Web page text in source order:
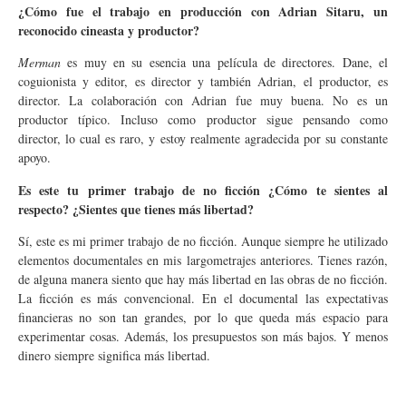
¿Cómo fue el trabajo en producción con Adrian Sitaru, un
reconocido cineasta y productor?
Merman es muy en su esencia una película de directores. Dane, el
coguionista y editor, es director y también Adrian, el productor, es
director. La colaboración con Adrian fue muy buena. No es un
productor típico. Incluso como productor sigue pensando como
director, lo cual es raro, y estoy realmente agradecida por su constante
apoyo.
Es este tu primer trabajo de no ficción ¿Cómo te sientes al
respecto? ¿Sientes que tienes más libertad?
Sí, este es mi primer trabajo de no ficción. Aunque siempre he utilizado
elementos documentales en mis largometrajes anteriores. Tienes razón,
de alguna manera siento que hay más libertad en las obras de no ficción.
La ficción es más convencional. En el documental las expectativas
financieras no son tan grandes, por lo que queda más espacio para
experimentar cosas. Además, los presupuestos son más bajos. Y menos
dinero siempre significa más libertad.